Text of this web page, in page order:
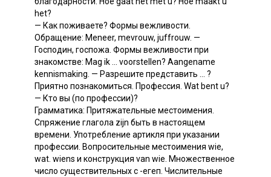
het?
— Как поживаете? Формы вежливости.
Обращение: Meneer, mevrouw, juffrouw. —
Господин, госпожа. Формы вежливости при
знакомстве: Mag ik ... voorstellen? Aangename
kennismaking. — Разрешите представить ... ?
Приятно познакомиться. Профессия. Wat bent u?
— Кто вы (по профессии)?
Грамматика: Притяжательные местоимения.
Спряжение глагола zijn быть в настоящем
времени. Употребление артикля при указании
профессии. Вопросительные местоимения wie,
wat. wiens и конструкция van wie. Множественное
число существительных с -егеп. Числительные